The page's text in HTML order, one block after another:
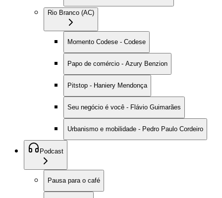
Rio Branco (AC)
Momento Codese - Codese
Papo de comércio - Azury Benzion
Pitstop - Haniery Mendonça
Seu negócio é você - Flávio Guimarães
Urbanismo e mobilidade - Pedro Paulo Cordeiro
Podcast
Pausa para o café